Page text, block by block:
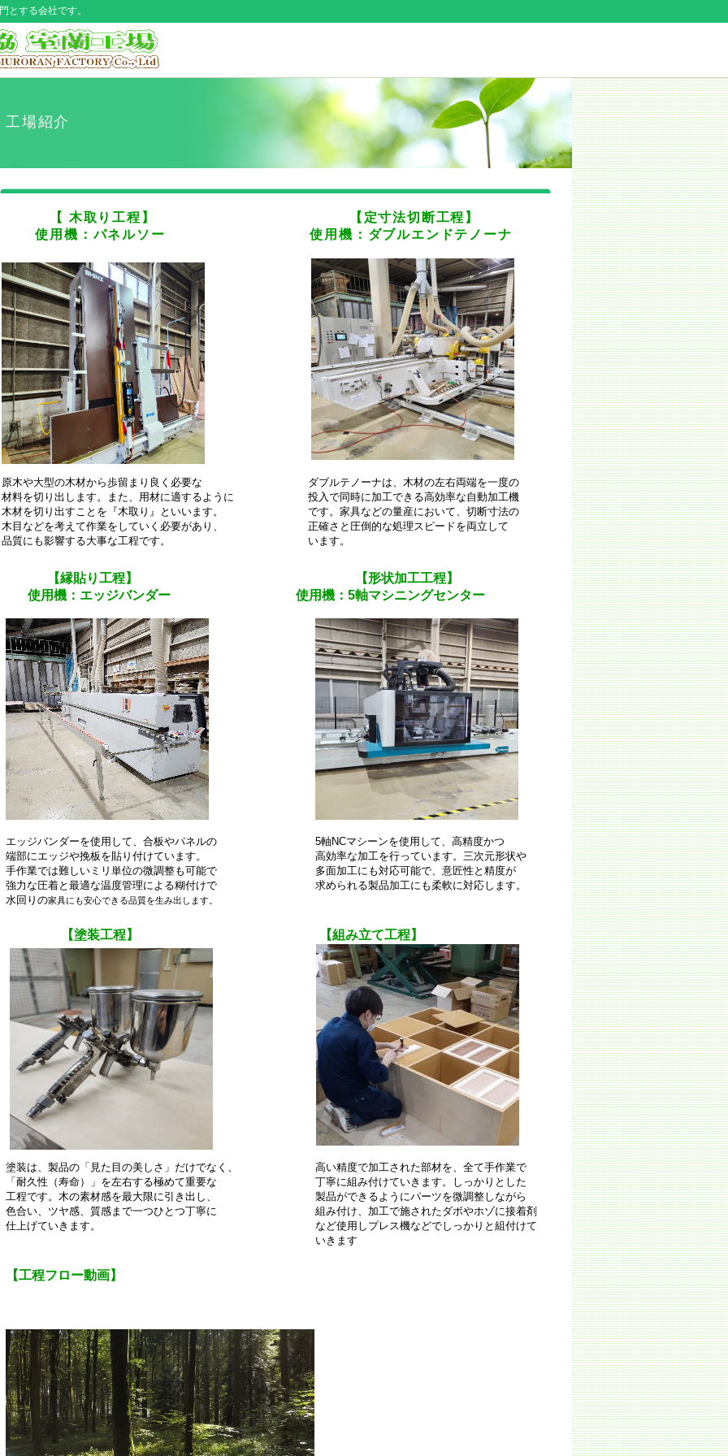
とする会社です。
工場紹介
【 木取り工程】
【定寸法切断工程】
使用機：パネルソー使用機： ダブルエンドテノーナ
原木や大型の木材から歩留まり良く必要な ダブルテノーナは、木材の左右両端を一度の
材料を切り出します。また、用材に適するように 投入で同時に加工できる高効率な自動加工機
木材を切り出すことを『木取り』といいます。 です。家具などの量産において、切断寸法の
木目などを考えて作業をしていく必要があり、 正確さと圧倒的な処理スピードを両立して
品質にも影響する大事な工程です。 います。
【縁貼り工程】
【形状加工工程】
使用機： エッジバンダー 使用機：5軸マシニングセンター
エッジバンダーを使用して、合板やパネルの 5軸NCマシーンを使用して、高精度かつ
端部にエッジや挽板を貼り付けています。 高効率な加工を行っています。三次元形状や
手作業では難しいミリ単位の微調整も可能で 多面加工にも対応可能で、意匠性と精度が
強力な圧着と最適な温度管理による糊付けで 求められる製品加工にも柔軟に対応します。
水回りの家具にも安心できる品質を生み出します。
【塗装工程】 【組み立て工程】
塗装は、製品の「見た目の美しさ」だけでなく、 高い精度で加工された部材を、全て手作業で
「耐久性（寿命）」を左右する極めて重要な 丁寧に組み付けていきます。しっかりとした
工程です。木の素材感を最大限に引き出し、 製品ができるようにパーツを微調整しながら
色合い、ツヤ感、質感まで一つひとつ丁寧に 組み付け、加工で施されたダボやホゾに接着剤
仕上げていきます。 など使用しプレス機などでしっかりと組付けて
いきます
【工程フロー動画】